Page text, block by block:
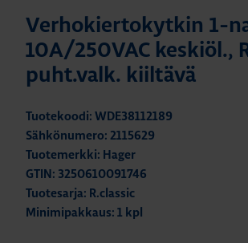
Verhokiertokytkin 1-
10A/250VAC keskiöl.,
puht.valk. kiiltävä
Tuotekoodi: WDE38112189
Sähkönumero: 2115629
Tuotemerkki: Hager
GTIN: 3250610091746
Tuotesarja: R.classic
Minimipakkaus: 1 kpl